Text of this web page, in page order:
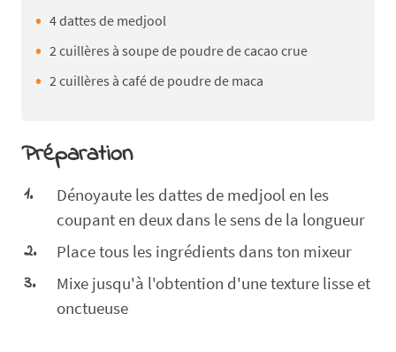
4 dattes de medjool
2 cuillères à soupe de poudre de cacao crue
2 cuillères à café de poudre de maca
Préparation
Dénoyaute les dattes de medjool en les
coupant en deux dans le sens de la longueur
Place tous les ingrédients dans ton mixeur
Mixe jusqu'à l'obtention d'une texture lisse et
onctueuse